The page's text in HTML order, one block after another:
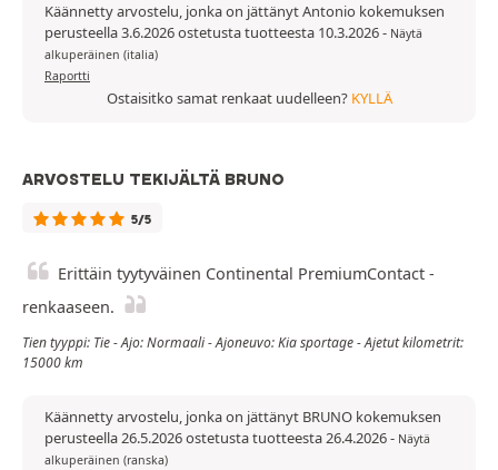
Käännetty arvostelu, jonka on jättänyt Antonio kokemuksen
perusteella 3.6.2026 ostetusta tuotteesta 10.3.2026- Näytä
alkuperäinen (italia)
Raportti
Ostaisitko samat renkaat uudelleen? KYLLÄ
ARVOSTELU TEKIJÄLTÄ BRUNO
5/5
Erittäin tyytyväinen Continental PremiumContact -
renkaaseen.
Tien tyyppi: Tie - Ajo: Normaali - Ajoneuvo: Kia sportage - Ajetut kilometrit:
15000 km
Käännetty arvostelu, jonka on jättänyt BRUNO kokemuksen
perusteella 26.5.2026 ostetusta tuotteesta 26.4.2026- Näytä
alkuperäinen (ranska)